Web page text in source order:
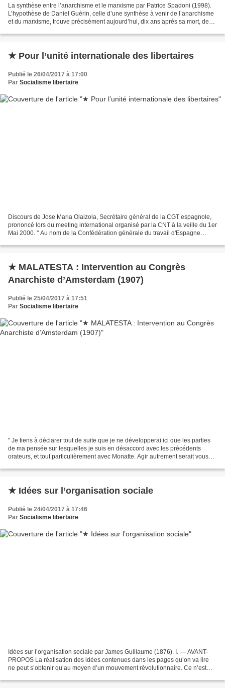
La synthèse entre l’anarchisme et le marxisme par Patrice Spadoni (1998).
L’hypothèse de Daniel Guérin, celle d’une synthèse à venir de l’anarchisme
et du marxisme, trouve précisément aujourd’hui, dix ans après sa mort, de
★ Pour l’unité internationale des libertaires
Publié le 26/04/2017 à 17:00
Par Socialisme libertaire
Discours de Jose Maria Olaizola, Secrétaire général de la CGT espagnole,
prononcé lors du meeting international organisé par la CNT à la veille du 1er
Mai 2000. " Au nom de la Confédération générale du travail d'Espagne
★ MALATESTA : Intervention au Congrès
Anarchiste d’Amsterdam (1907)
Publié le 25/04/2017 à 17:51
Par Socialisme libertaire
" Je tiens à déclarer tout de suite que je ne développerai ici que les parties
de ma pensée sur lesquelles je suis en désaccord avec les précédents
orateurs, et tout particulièrement avec Monatte. Agir autrement serait vous
★ Idées sur l’organisation sociale
Publié le 24/04/2017 à 17:46
Par Socialisme libertaire
Idées sur l’organisation sociale par James Guillaume (1876). I. — AVANT-
PROPOS La réalisation des idées contenues dans les pages qu’on va lire
ne peut s’obtenir qu’au moyen d’un mouvement révolutionnaire. Ce n’est